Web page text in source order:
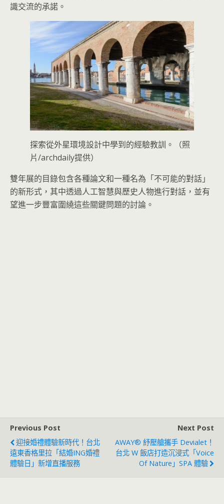
識交流的承諾。
探索從外星環境設計中學到的經驗教訓。（照
片/archdaily提供）
雙年展的目錄包含各種論文和一種名為「不可能的對話」
的新形式，其中透過人工智慧與歷史人物進行對話，並有
望進一步豐富圍繞這些關鍵問題的討論。
Previous Post
迎接婚禮體驗新時代！台北
遠東香格里拉「結婚ING婚禮
體驗日」新增直播服務
Next Post
AWAY® 紓壓艙攜手 Devialet！
台北 W 飯店打造沉浸式「Voice
Of Nature」SPA 體驗